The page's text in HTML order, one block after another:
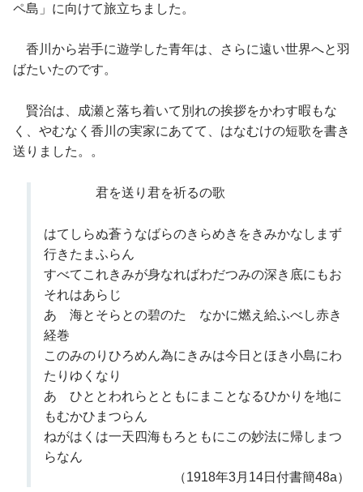
ペ島」に向けて旅立ちました。
香川から岩手に遊学した青年は、さらに遠い世界へと羽
ばたいたのです。
賢治は、成瀬と落ち着いて別れの挨拶をかわす暇もな
く、やむなく香川の実家にあてて、はなむけの短歌を書き
送りました。。
君を送り君を祈るの歌
はてしらぬ蒼うなばらのきらめきをきみかなしまず
行きたまふらん
すべてこれきみが身なればわだつみの深き底にもお
それはあらじ
あゝ海とそらとの碧のたゞなかに燃え給ふべし赤き
経巻
このみのりひろめん為にきみは今日とほき小島にわ
たりゆくなり
あゝひととわれらとともにまことなるひかりを地に
もむかひまつらん
ねがはくは一天四海もろともにこの妙法に帰しまつ
らなん
（1918年3月14日付書簡48a）